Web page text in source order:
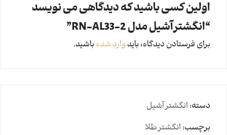
اولین کسی باشید که دیدگاهی می نویسد
“انگشتر آشیل مدل RN-AL33-2”
برای فرستادن دیدگاه، بایدوارد شده باشید.
دسته: انگشتر آشیل
برچسب: انگشتر طلا